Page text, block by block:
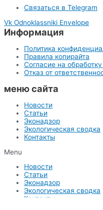
Связаться в Telegram
Vk Odnoklassniki Envelope
Информация
Политика
Правила копирайта
Согласие на
Отказ от
меню сайта
Новости
Статьи
Эконадзор
Экологическая сводка
Контакты
Menu
Новости
Статьи
Эконадзор
Экологическая сводка
Контакты